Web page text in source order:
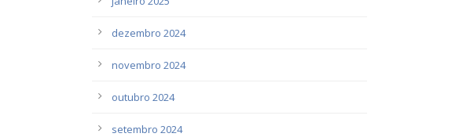
dezembro 2024
novembro 2024
outubro 2024
setembro 2024